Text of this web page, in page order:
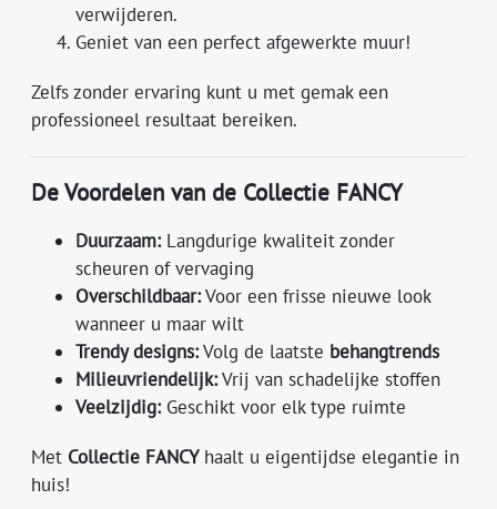
verwijderen.
Geniet van een perfect afgewerkte muur!
Zelfs zonder ervaring kunt u met gemak een
professioneel resultaat bereiken.
De Voordelen van de Collectie FANCY
Duurzaam:Langdurige kwaliteit zonder
scheuren of vervaging
Overschildbaar:Voor een frisse nieuwe look
wanneer u maar wilt
Trendy designs:Volg de laatste behangtrends
Milieuvriendelijk:Vrij van schadelijke stoffen
Veelzijdig:Geschikt voor elk type ruimte
Met Collectie FANCYhaalt u eigentijdse elegantie in
huis!